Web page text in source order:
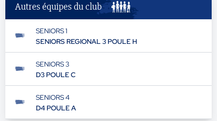
Autres équipes du club
SENIORS 1
SENIORS REGIONAL 3 POULE H
SENIORS 3
D3 POULE C
SENIORS 4
D4 POULE A